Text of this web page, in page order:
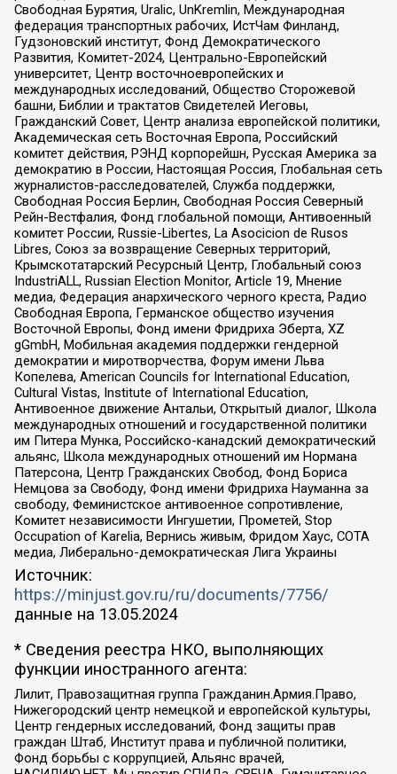
Свободная Бурятия, Uralic, UnKremlin, Международная
федерация транспортных рабочих, ИстЧам Финланд,
Гудзоновский институт, Фонд Демократического
Развития, Комитет-2024, Центрально-Европейский
университет, Центр восточноевропейских и
международных исследований, Общество Сторожевой
башни, Библии и трактатов Свидетелей Иеговы,
Гражданский Совет, Центр анализа европейской политики,
Академическая сеть Восточная Европа, Российский
комитет действия, РЭНД корпорейшн, Русская Америка за
демократию в России, Настоящая Россия, Глобальная сеть
журналистов-расследователей, Служба поддержки,
Свободная Россия Берлин, Свободная Россия Северный
Рейн-Вестфалия, Фонд глобальной помощи, Антивоенный
комитет России, Russie-Libertes, La Asocicion de Rusos
Libres, Союз за возвращение Северных территорий,
Крымскотатарский Ресурсный Центр, Глобальный союз
IndustriALL, Russian Election Monitor, Article 19, Мнение
медиа, Федерация анархического черного креста, Радио
Свободная Европа, Германское общество изучения
Восточной Европы, Фонд имени Фридриха Эберта, XZ
gGmbH, Мобильная академия поддержки гендерной
демократии и миротворчества, Форум имени Льва
Копелева, American Councils for International Education,
Cultural Vistas, Institute of International Education,
Антивоенное движение Антальи, Открытый диалог, Школа
международных отношений и государственной политики
им Питера Мунка, Российско-канадский демократический
альянс, Школа международных отношений им Нормана
Патерсона, Центр Гражданских Свобод, Фонд Бориса
Немцова за Свободу, Фонд имени Фридриха Науманна за
свободу, Феминистское антивоенное сопротивление,
Комитет независимости Ингушетии, Прометей, Stop
Occupation of Karelia, Вернись живым, Фридом Хаус, СОТА
медиа, Либерально-демократическая Лига Украины
Источник:
https://minjust.gov.ru/ru/documents/7756/
данные на 13.05.2024
* Сведения реестра НКО, выполняющих
функции иностранного агента:
Лилит, Правозащитная группа Гражданин.Армия.Право,
Нижегородский центр немецкой и европейской культуры,
Центр гендерных исследований, Фонд защиты прав
граждан Штаб, Институт права и публичной политики,
Фонд борьбы с коррупцией, Альянс врачей,